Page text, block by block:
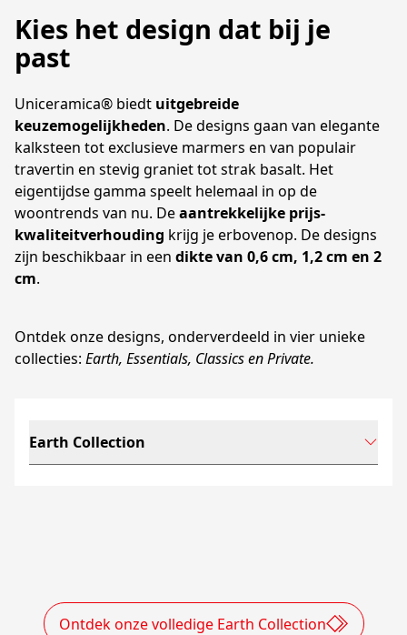
Kies het design dat bij je
past
Uniceramica® biedt uitgebreide
keuzemogelijkheden. De designs gaan van elegante
kalksteen tot exclusieve marmers en van populair
travertin en stevig graniet tot strak basalt. Het
eigentijdse gamma speelt helemaal in op de
woontrends van nu. Deaantrekkelijke prijs-
kwaliteitverhouding krijg je erbovenop. De designs
zijn beschikbaar in een dikte van 0,6 cm, 1,2 cm en 2
cm.
Ontdek onze designs, onderverdeeld in vier unieke
collecties: Earth, Essentials, Classics en Private.
Earth Collection
Ontdek onze volledige Earth Collection